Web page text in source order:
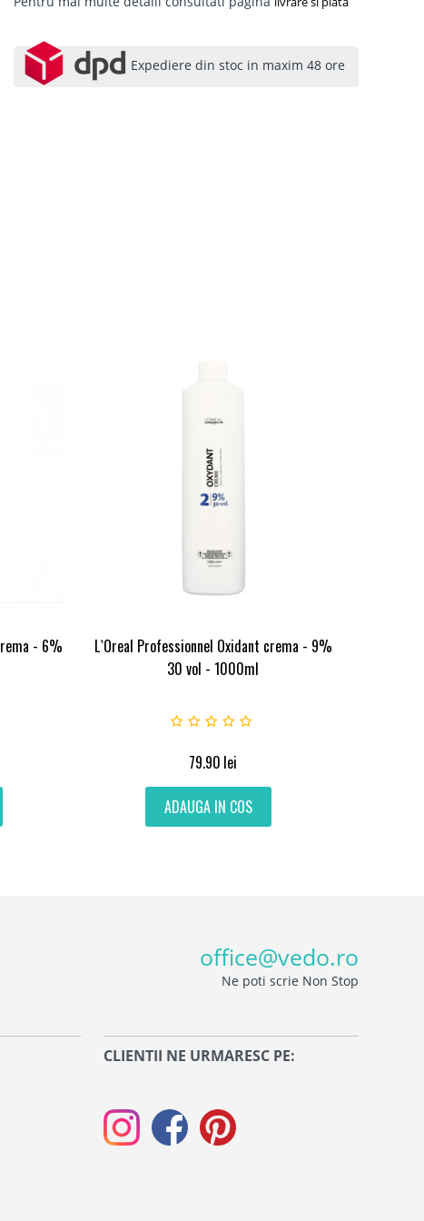
Expediere din stoc in maxim 48 ore
- 6%
L`Oreal Professionnel Oxidant crema - 9%
30 vol - 1000ml
79.90 lei
ADAUGA IN COS
office@vedo.ro
Ne poti scrie Non Stop
CLIENTII NE URMARESC PE: